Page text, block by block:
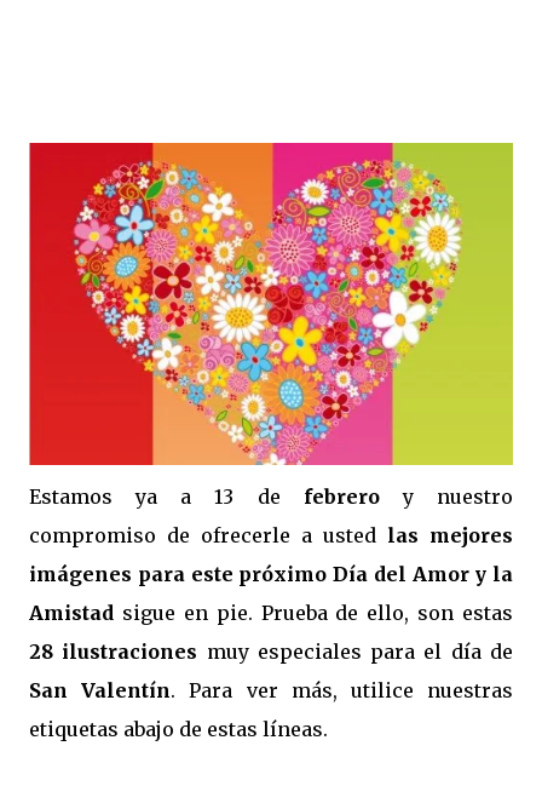
Estamos ya a 13 de febreroy nuestro
compromiso de ofrecerle a usted las mejores
imágenes para este próximo Día del Amor y la
Amistad sigue en pie. Prueba de ello, son estas
28 ilustraciones muy especiales para el día de
San Valentín. Para ver más, utilice nuestras
etiquetas abajo de estas líneas.